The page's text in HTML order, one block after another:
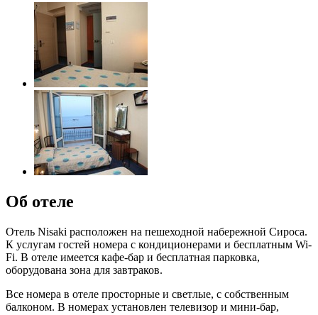
Об отеле
Отель Nisaki расположен на пешеходной набережной Сироса.
К услугам гостей номера с кондиционерами и бесплатным Wi-
Fi. В отеле имеется кафе-бар и бесплатная парковка,
оборудована зона для завтраков.
Все номера в отеле просторные и светлые, с собственным
балконом. В номерах установлен телевизор и мини-бар,